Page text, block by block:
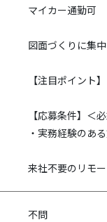
マイカー通勤可
図面づくりに集
【注目ポイント】
【応募条件】＜
・実務経験のあ
来社不要のリモ
不問